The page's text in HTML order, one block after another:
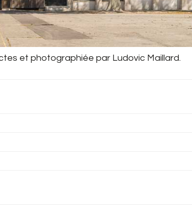
et photographiée par Ludovic Maillard.